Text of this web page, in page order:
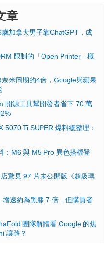
章
加拿大男子靠ChatGPT，成
限制的「Open Printer」概
米同期的4倍，Google與蘋果
開源工具幫開發者省下 70 萬
5070 Ti SUPER 爆料總整理：
：M6 與 M5 Pro 異色搭檔登
驚見 97 片未公開版《超級瑪
速約為黑膠 7 倍，但購買者
團隊解體看 Google 的焦
讓路？